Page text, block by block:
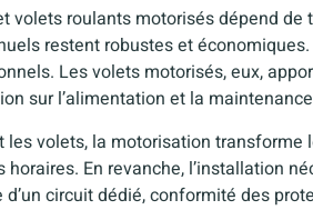
volets roulants motorisés dépend de
restent robustes et
Les volets motorisés, eux,
sur l’alimentation et la
les volets, la motorisation
En revanche, l’installation
circuit dédié, conformité des